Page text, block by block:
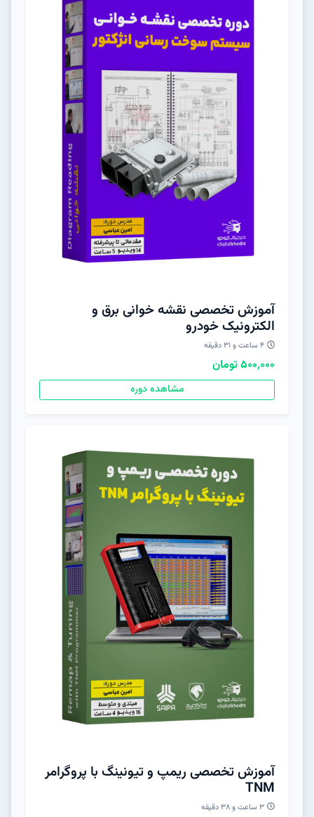
آموزش تخصصی نقشه خوانی برق و
الکترونیک خودرو
۴ ساعت و ۳۱ دقیقه
500,000 تومان
مشاهده دوره
آموزش تخصصی ریمپ و تیونینگ با پروگرامر
TNM
۳ ساعت و ۳۸ دقیقه